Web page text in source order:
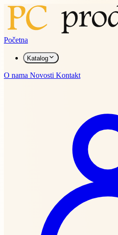
Početna
Katalog
O nama Novosti Kontakt